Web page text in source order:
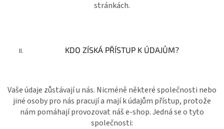
stránkách.
KDO ZÍSKÁ PŘÍSTUP K ÚDAJŮM?
Vaše údaje zůstávají u nás. Nicméně některé společnosti nebo
jiné osoby pro nás pracují a mají k údajům přístup, protože
nám pomáhají provozovat náš e-shop. Jedná se o tyto
společnosti: